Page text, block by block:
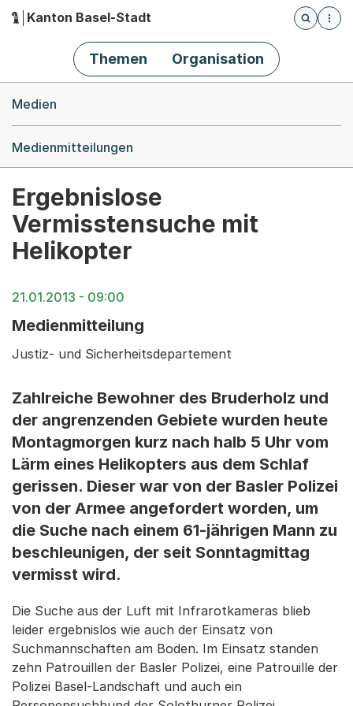
Hauptnavigation
Kanton Basel-Stadt
Öffnet
Themen Organisation
Medien
Medienmitteilungen
Ergebnislose
Vermisstensuche mit
Helikopter
21.01.2013 - 09:00
Medienmitteilung
Justiz- und Sicherheitsdepartement
Zahlreiche Bewohner des Bruderholz und
der angrenzenden Gebiete wurden heute
Montagmorgen kurz nach halb 5 Uhr vom
Lärm eines Helikopters aus dem Schlaf
gerissen. Dieser war von der Basler Polizei
von der Armee angefordert worden, um
die Suche nach einem 61-jährigen Mann zu
beschleunigen, der seit Sonntagmittag
vermisst wird.
Die Suche aus der Luft mit Infrarotkameras blieb
leider ergebnislos wie auch der Einsatz von
Suchmannschaften am Boden. Im Einsatz standen
zehn Patrouillen der Basler Polizei, eine Patrouille der
Polizei Basel-Landschaft und auch ein